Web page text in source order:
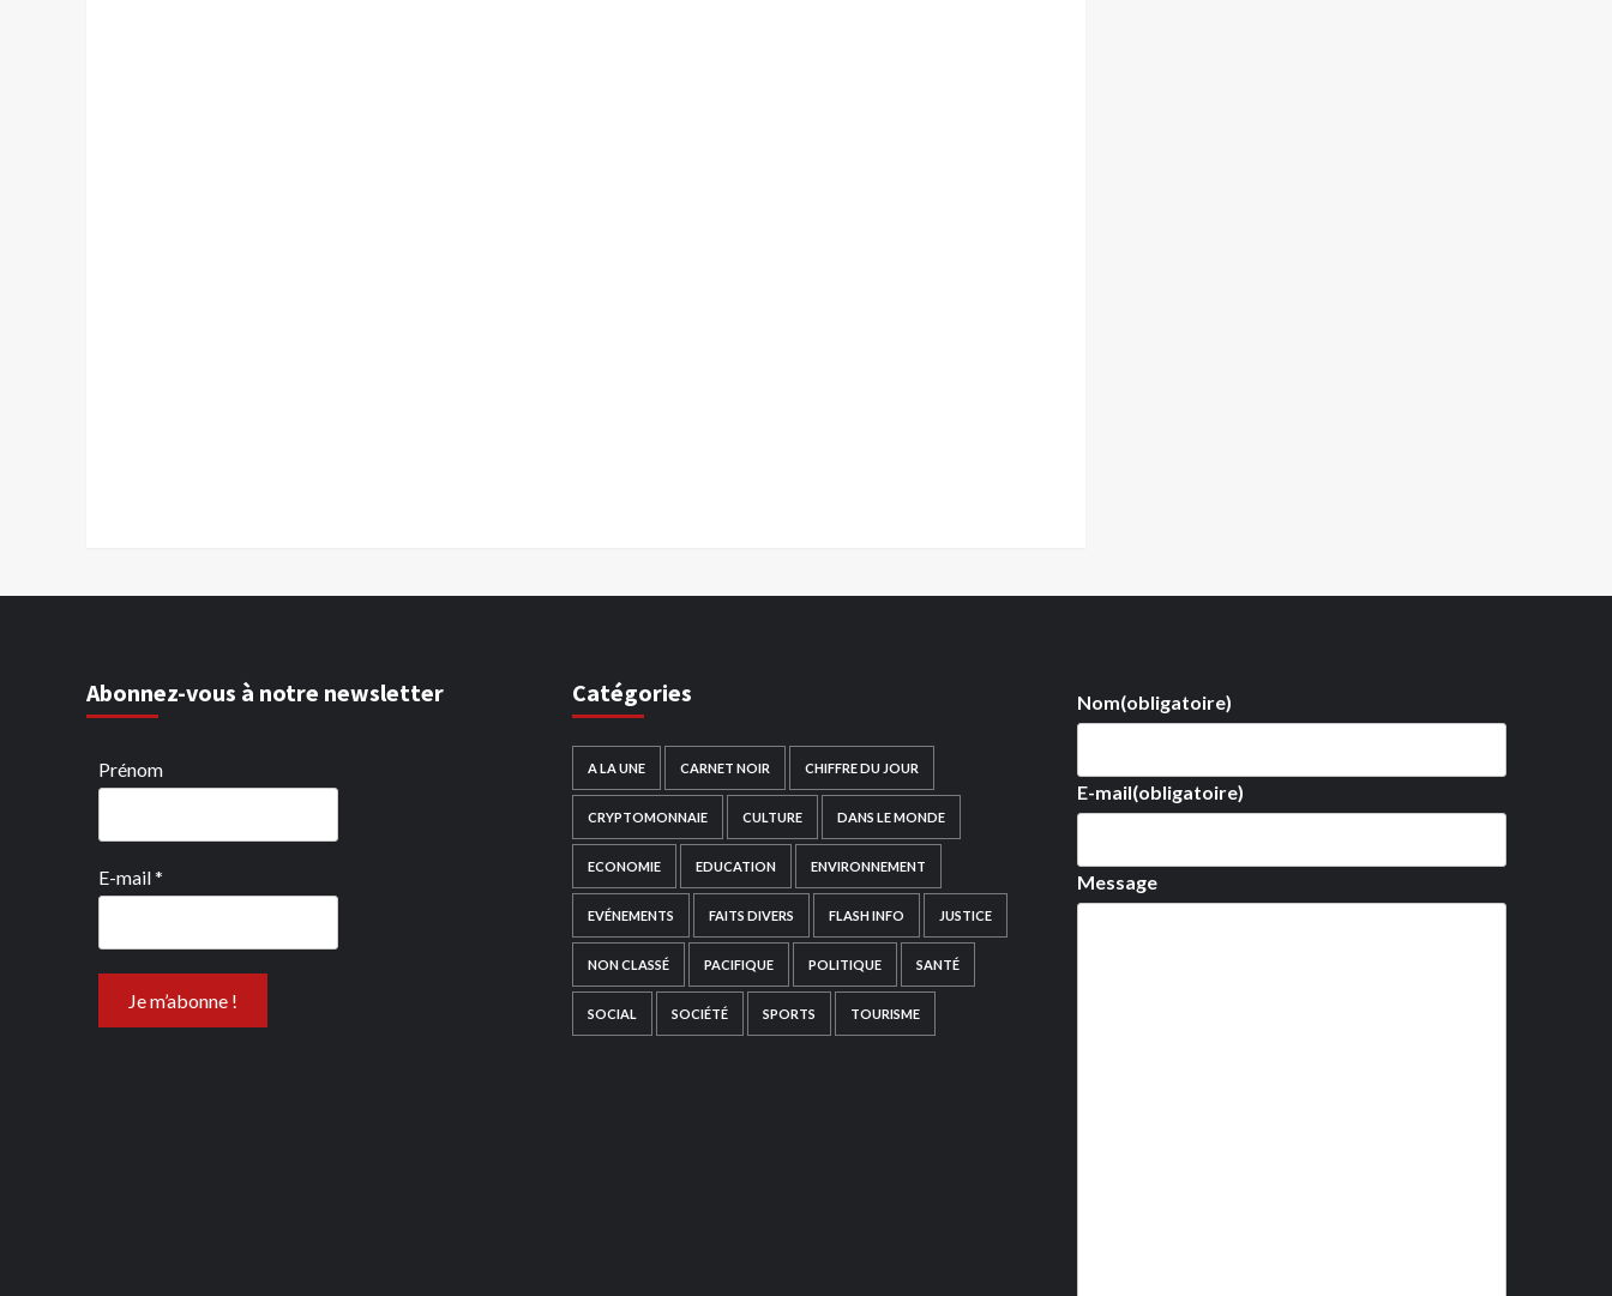
Abonnez-vous à notre newsletter
Prénom
E-mail*
Catégories
A LA UNE CARNET NOIR CHIFFRE DU JOUR
CRYPTOMONNAIE CULTURE DANS LE MONDE
ECONOMIE EDUCATION ENVIRONNEMENT
EVÉNEMENTS FAITS DIVERS FLASH INFO JUSTICE
NON CLASSÉ PACIFIQUE POLITIQUE SANTÉ
SOCIAL SOCIÉTÉ SPORTS TOURISME
Nom(obligatoire)
E-mail(obligatoire)
Message